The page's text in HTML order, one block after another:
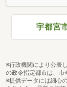
宇都宮
※行政機関により公表
の政令指定都市は、市
※提供データには細心